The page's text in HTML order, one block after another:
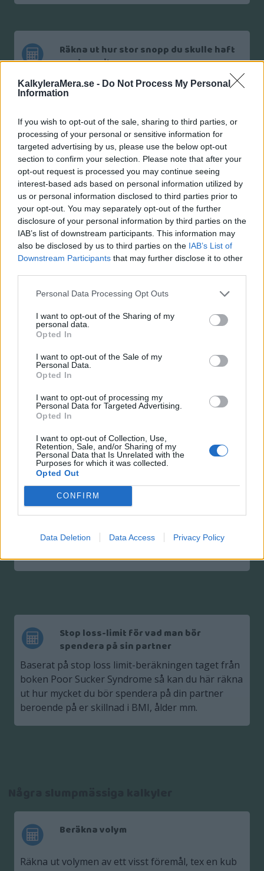
KalkyleraMera.se - Do Not Process My Personal
Information
If you wish to opt-out of the sale, sharing to third parties, or
processing of your personal or sensitive information for
targeted advertising by us, please use the below opt-out
section to confirm your selection. Please note that after your
opt-out request is processed you may continue seeing
interest-based ads based on personal information utilized by
us or personal information disclosed to third parties prior to
your opt-out. You may separately opt-out of the further
disclosure of your personal information by third parties on the
IAB’s list of downstream participants. This information may
also be disclosed by us to third parties on the IAB’s List of
Downstream Participants that may further disclose it to other
Personal Data Processing Opt Outs
I want to opt-out of the Sharing of my
personal data.
Opted In
I want to opt-out of the Sale of my
Personal Data.
Opted In
I want to opt-out of processing my
Personal Data for Targeted Advertising.
Opted In
I want to opt-out of Collection, Use,
Retention, Sale, and/or Sharing of my
Personal Data that Is Unrelated with the
Purposes for which it was collected.
Opted Out
CONFIRM
Data Deletion Data Access Privacy Policy
Räkna ut hur stor snopp du skulle haft
om du varit man
En rolig uträkning där du - som kvinna - kan räkna
ut hur stor snopp du skulle ha om du varit man.
Räkna ut hur stora bröst du skulle haft
om du varit kvinna
En rolig uträkning där du - som man - kan räkna
ut hur stora bröst du hade haft om du vore
kvinna.
Räkna ut hur underbart ditt liv är
Livet är härligt! Om du vill ta reda på exakt hur
Räkna ut hur stor chans det är att du får
ligga ikväll
Så, du är på gång att gå ut ikväll? Eller inte? Vad
hur stor chans du har att få ligga kväll, och hur
Stop loss-limit för vad man bör
spendera på sin partner
Baserat på stop loss limit-beräkningen taget från
boken Poor Sucker Syndrome så kan du här räkna
ut hur mycket du bör spendera på din partner
beroende på er skillnad i BMI, ålder mm.
Beräkna volym
Räkna ut volymen av ett visst föremål, tex en kub